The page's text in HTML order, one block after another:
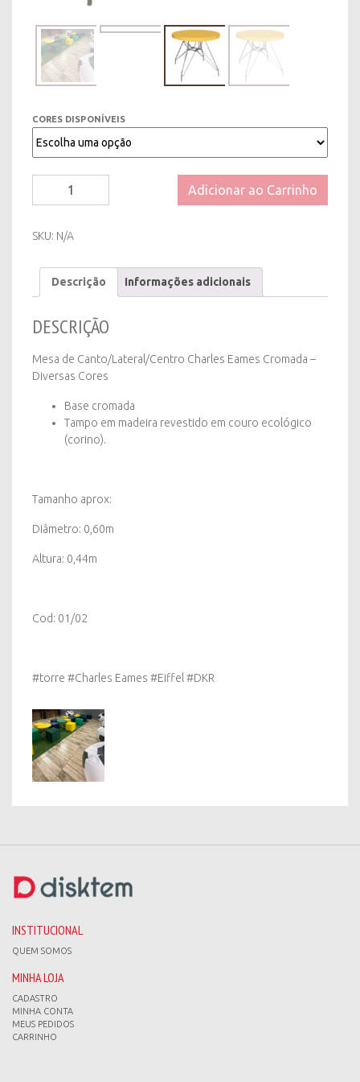
CORES DISPONÍVEIS
Charles
Cromada
Diversas
quantity
Adicionar ao Carrinho
SKU: N/A
Descrição Informações adicionais
DESCRIÇÃO
Mesa de Canto/Lateral/Centro Charles Eames Cromada –
Diversas Cores
Base cromada
Tampo em madeira revestido em couro ecológico
(corino).
Tamanho aprox:
Diâmetro: 0,60m
Altura: 0,44m
Cod: 01/02
#torre #Charles Eames #Eiffel #DKR
INSTITUCIONAL
QUEM SOMOS
MINHA LOJA
CADASTRO
MINHA CONTA
MEUS PEDIDOS
CARRINHO